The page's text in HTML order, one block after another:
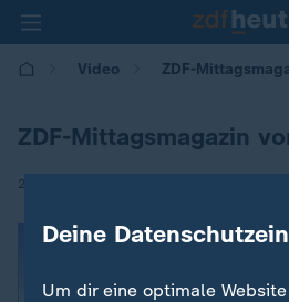
Video ZDF-
ZDF-Mittagsmagazin
26.05.2021 | 13:00
Deine
Um dir eine optimale Website